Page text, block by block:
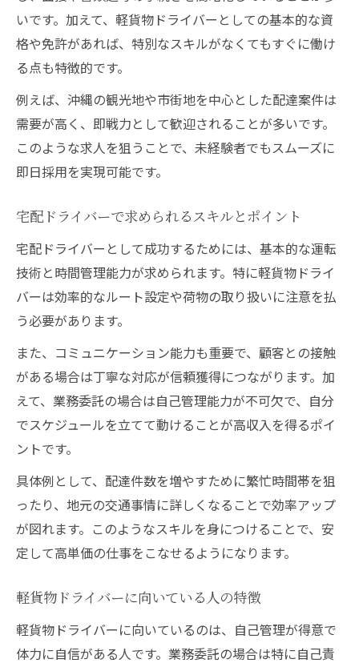
いです。加えて、軽貨物ドライバーとしての基本的な資
格や免許があれば、特別なスキルがなくてもすぐに働け
る点も特徴的です。
例えば、沖縄の観光地や市街地を中心とした配達案件は
需要が高く、即戦力として歓迎されることが多いです。
このような求人を狙うことで、未経験者でもスムーズに
即日採用を実現可能です。
宅配ドライバーで求められるスキルとポイント
宅配ドライバーとして成功するためには、基本的な運転
技術と時間管理能力が求められます。特に軽貨物ドライ
バーは効率的なルート設定や荷物の取り扱いに注意を払
う必要があります。
また、コミュニケーション能力も重要で、顧客との接触
がある場合は丁寧な対応が信頼獲得につながります。加
えて、業務委託の場合は自己管理能力が不可欠で、自分
でスケジュールを立てて動けることが高収入を得るポイ
ントです。
具体例として、配達件数を増やすために繁忙時間帯を狙
ったり、地元の交通事情に詳しくなることで効率アップ
が図れます。このようなスキルを身につけることで、安
定して高単価の仕事をこなせるようになります。
軽貨物ドライバーに向いている人の特徴
軽貨物ドライバーに向いているのは、自己管理が得意で
体力に自信がある人です。業務委託の場合は特に自己責